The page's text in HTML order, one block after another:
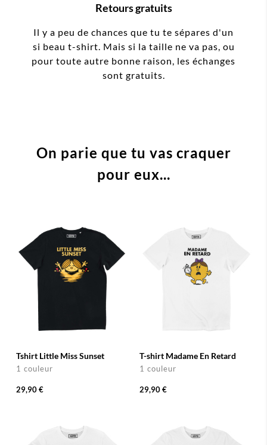
Retours gratuits
Il y a peu de chances que tu te sépares d'un
si beau t-shirt. Mais si la taille ne va pas, ou
pour toute autre bonne raison, les échanges
sont gratuits.
On parie que tu vas craquer
pour eux...
Tshirt Little Miss Sunset
1 couleur
29,90 €
T-shirt Madame En Retard
1 couleur
29,90 €